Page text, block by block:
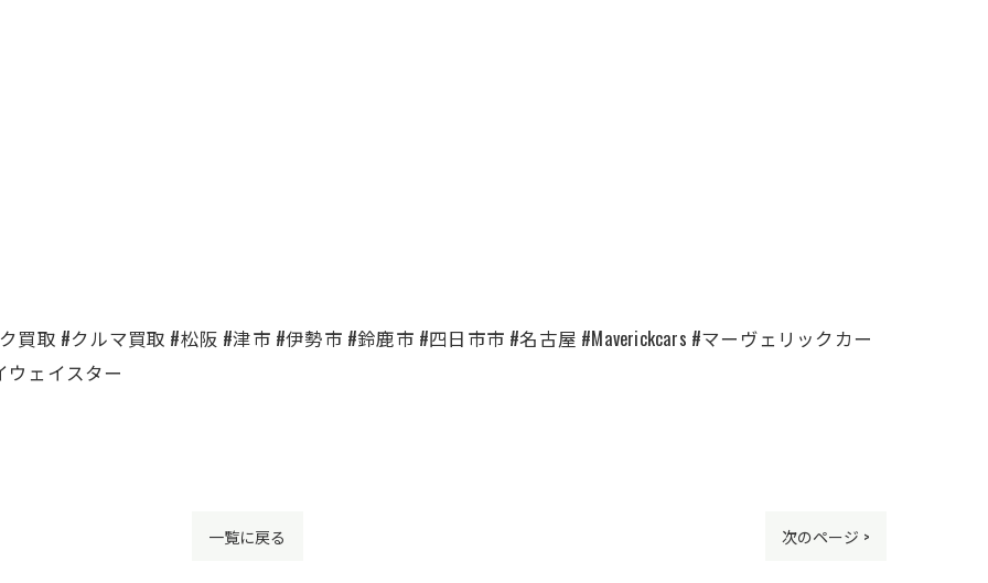
取 #クルマ買取 #松阪 #津市 #伊勢市 #鈴鹿市 #四日市市 #名古屋 #Maverickcars #マーヴェリックカー
ウェイスター
一覧に戻る 次のページ >